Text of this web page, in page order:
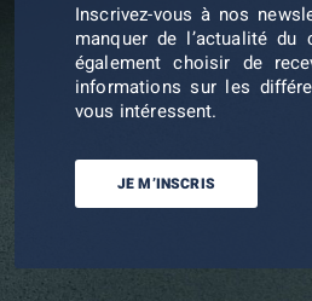
Inscrivez-vous à nos
manquer de l’actualité du
également choisir de
informations sur les
vous intéressent.
JE M’INSCRIS